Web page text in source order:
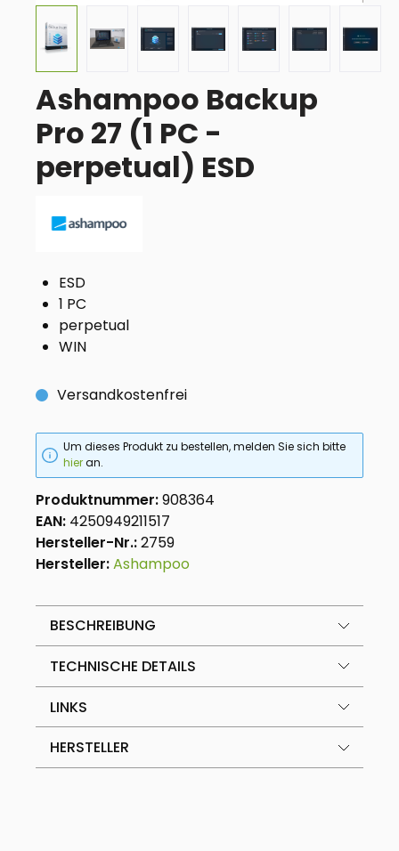
Ashampoo Backup
Pro 27 (1 PC -
perpetual) ESD
ESD
1 PC
perpetual
WIN
Versandkostenfrei
Um dieses Produkt zu bestellen, melden Sie sich bitte
hieran.
Produktnummer:908364
EAN: 4250949211517
Hersteller-Nr.:2759
Hersteller:Ashampoo
BESCHREIBUNG
TECHNISCHE DETAILS
LINKS
HERSTELLER